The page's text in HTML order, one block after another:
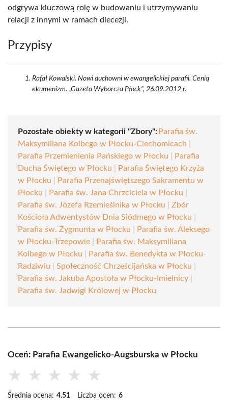
odgrywa kluczową rolę w budowaniu i utrzymywaniu
relacji z innymi w ramach diecezji.
Przypisy
Rafał Kowalski. Nowi duchowni w ewangelickiej parafii. Cenią
ekumenizm. „Gazeta Wyborcza Płock”, 26.09.2012 r.
Pozostałe obiekty w kategorii "Zbory": Parafia św.
Maksymiliana Kolbego w Płocku-Ciechomicach
Parafia Przemienienia Pańskiego w Płocku
Parafia
Ducha Świętego w Płocku
Parafia Świętego Krzyża
w Płocku
Parafia Przenajświętszego Sakramentu w
Płocku
Parafia św. Jana Chrzciciela w Płocku
Parafia św. Józefa Rzemieślnika w Płocku
Zbór
Kościoła Adwentystów Dnia Siódmego w Płocku
Parafia św. Zygmunta w Płocku
Parafia św. Aleksego
w Płocku-Trzepowie
Parafia św. Maksymiliana
Kolbego w Płocku
Parafia św. Benedykta w Płocku-
Radziwiu
Społeczność Chrześcijańska w Płocku
Parafia św. Jakuba Apostoła w Płocku-Imielnicy
Parafia św. Jadwigi Królowej w Płocku
Oceń: Parafia Ewangelicko-Augsburska w Płocku
★ ★ ★ ★ ★
Średnia ocena: 4.51 Liczba ocen: 6